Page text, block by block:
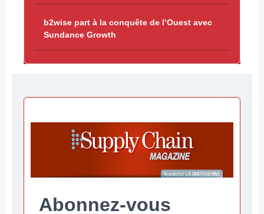
b2wise part à la conquête de l’Ouest avec
Sundance Growth